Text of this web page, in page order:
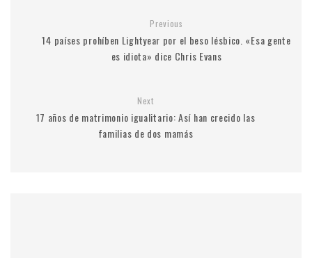
Previous
14 países prohíben Lightyear por el beso lésbico. «Esa gente
es idiota» dice Chris Evans
Next
17 años de matrimonio igualitario: Así han crecido las
familias de dos mamás